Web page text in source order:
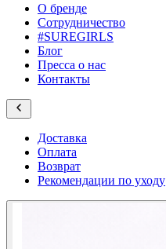
О бренде
Сотрудничество
#SUREGIRLS
Блог
Пресса о нас
Контакты
Доставка
Оплата
Возврат
Рекомендации по уходу